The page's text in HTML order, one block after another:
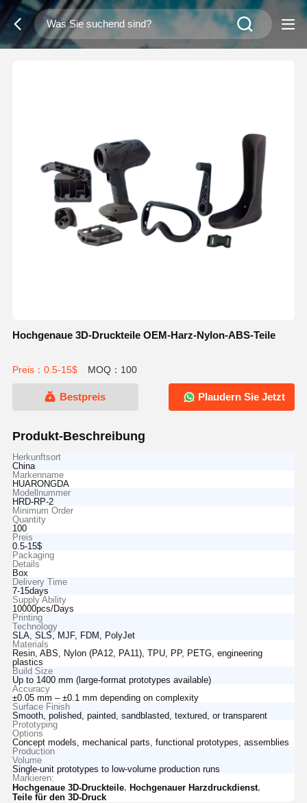
Hochgenaue 3D-Druckteile OEM-Harz-Nylon-ABS-Teile
Preis：0.5-15$ MOQ：100
Bestpreis Plaudern Sie Jetzt
Produkt-Beschreibung
Herkunftsort
China
Markenname
HUARONGDA
Modellnummer
HRD-RP-2
Minimum Order
Quantity
100
Preis
0.5-15$
Packaging
Details
Box
Delivery Time
7-15days
Supply Ability
10000pcs/Days
Printing
Technology
SLA, SLS, MJF, FDM, PolyJet
Materials
Resin, ABS, Nylon (PA12, PA11), TPU, PP, PETG, engineering
plastics
Build Size
Up to 1400 mm (large-format prototypes available)
Accuracy
±0.05 mm – ±0.1 mm depending on complexity
Surface Finish
Smooth, polished, painted, sandblasted, textured, or transparent
Prototyping
Options
Concept models, mechanical parts, functional prototypes, assemblies
Production
Volume
Single-unit prototypes to low-volume production runs
Markieren:
Hochgenaue 3D-Druckteile, Hochgenauer Harzdruckdienst,
Teile für den 3D-Druck